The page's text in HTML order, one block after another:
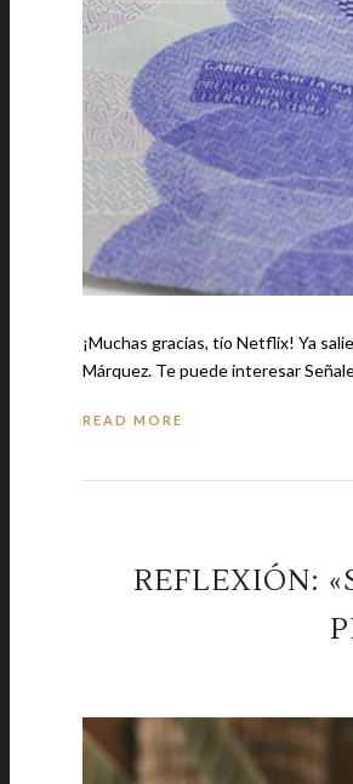
¡Muchas gracias, tío Netflix! Ya
Márquez.
READ MORE
REFLEXIÓN: